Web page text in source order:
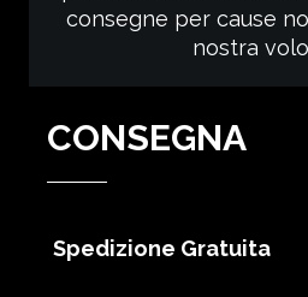
consegne per cause
nostra
CONSEGNA
Spedizione Gratuita